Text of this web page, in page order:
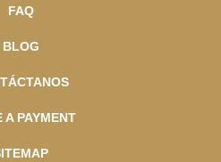
FAQ
BLOG
A PAYMENT